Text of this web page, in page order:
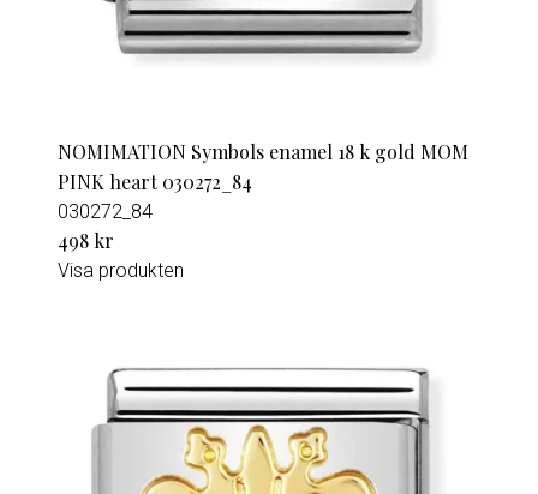
NOMIMATION Symbols enamel 18 k gold MOM
PINK heart 030272_84
030272_84
498 kr
Visa produkten